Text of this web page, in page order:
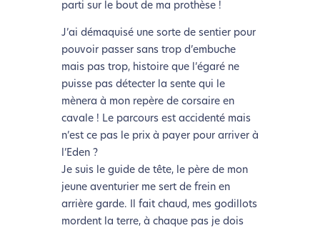
parti sur le bout de ma prothèse !
J’ai démaquisé une sorte de sentier pour
pouvoir passer sans trop d’embuche
mais pas trop, histoire que l’égaré ne
puisse pas détecter la sente qui le
mènera à mon repère de corsaire en
cavale ! Le parcours est accidenté mais
n’est ce pas le prix à payer pour arriver à
l’Eden ?
Je suis le guide de tête, le père de mon
jeune aventurier me sert de frein en
arrière garde. Il fait chaud, mes godillots
mordent la terre, à chaque pas je dois